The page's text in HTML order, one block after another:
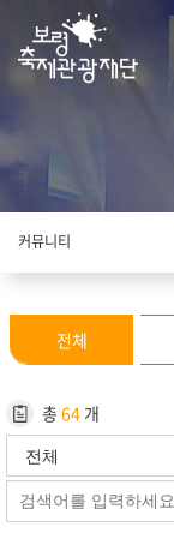
커뮤니티
전체
총 64 개